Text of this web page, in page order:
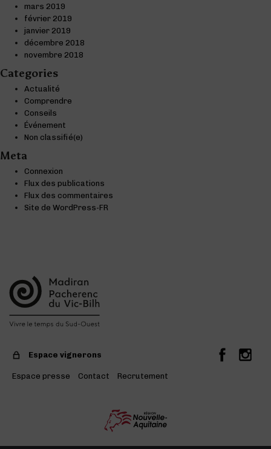
mars 2019
février 2019
janvier 2019
décembre 2018
novembre 2018
Categories
Actualité
Comprendre
Conseils
Événement
Non classifié(e)
Meta
Connexion
Flux des publications
Flux des commentaires
Site de WordPress-FR
Espace vignerons
Espace presse Contact Recrutement